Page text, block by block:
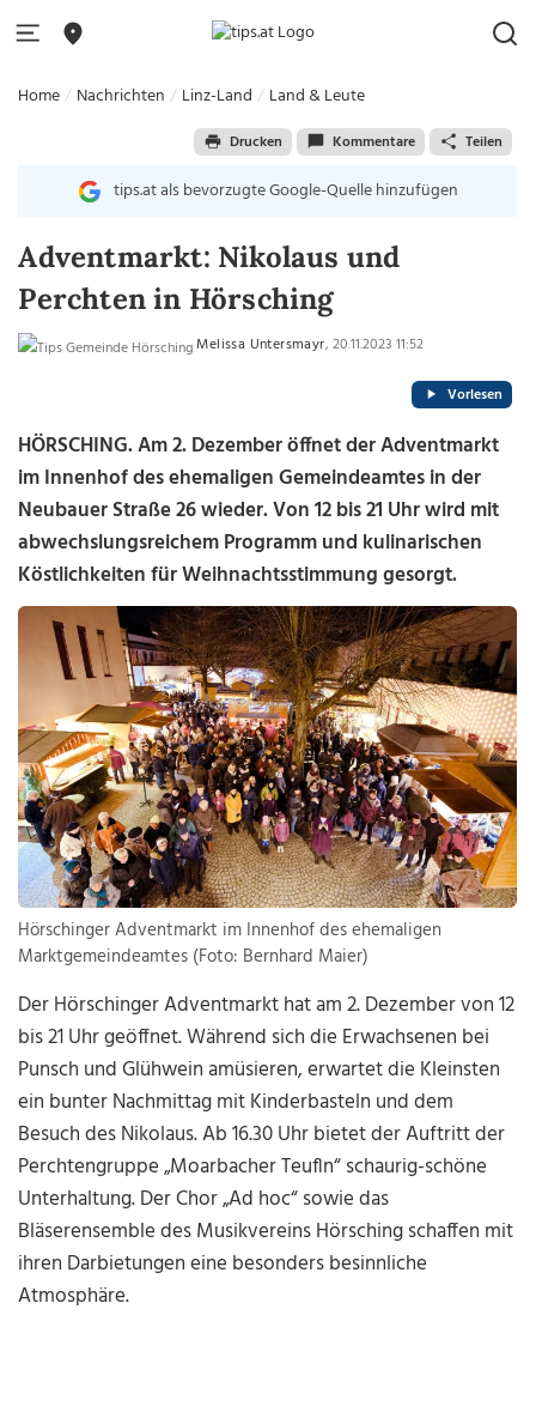
Home Nachrichten Linz-Land Land & Leute
Drucken Kommentare Teilen
tips.at als bevorzugte Google-Quelle hinzufügen
Adventmarkt: Nikolaus und
Perchten in Hörsching
Melissa Untersmayr, 20.11.2023 11:52
Vorlesen
HÖRSCHING. Am 2. Dezember öffnet der Adventmarkt
im Innenhof des ehemaligen Gemeindeamtes in der
Neubauer Straße 26 wieder. Von 12 bis 21 Uhr wird mit
abwechslungsreichem Programm und kulinarischen
Köstlichkeiten für Weihnachtsstimmung gesorgt.
Hörschinger Adventmarkt im Innenhof des ehemaligen
Marktgemeindeamtes (Foto: Bernhard Maier)
Der Hörschinger Adventmarkt hat am 2. Dezember von 12
bis 21 Uhr geöffnet. Während sich die Erwachsenen bei
Punsch und Glühwein amüsieren, erwartet die Kleinsten
ein bunter Nachmittag mit Kinderbasteln und dem
Besuch des Nikolaus. Ab 16.30 Uhr bietet der Auftritt der
Perchtengruppe „Moarbacher Teufln“ schaurig-schöne
Unterhaltung. Der Chor „Ad hoc“ sowie das
Bläserensemble des Musikvereins Hörsching schaffen mit
ihren Darbietungen eine besonders besinnliche
Atmosphäre.